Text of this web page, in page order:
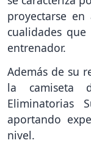
proyectarse
cualidades
entrenador.
Además de su
la camiseta
Eliminatorias
aportando
nivel.